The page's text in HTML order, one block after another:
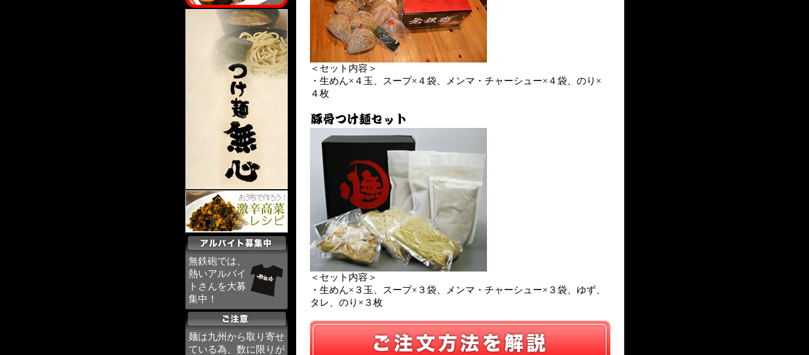
無鉄砲では、
熱いアルバイ
トさんを大募
集中！
麺は九州から取り寄せ
ている為、数に限りが
＜セット内容＞
・生めん×４玉、スープ×４袋、メンマ・チャーシュー×４袋、のり×
４枚
＜セット内容＞
・生めん×３玉、スープ×３袋、メンマ・チャーシュー×３袋、ゆず、
タレ、のり×３枚